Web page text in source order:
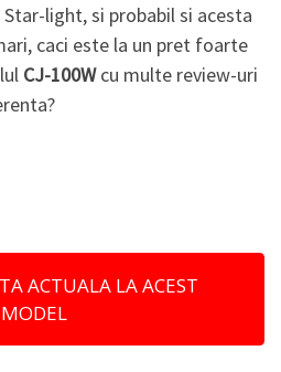
light, si probabil si acesta
caci este la un pret foarte
CJ-100Wcu multe review-uri
ACTUALA LA ACEST
MODEL